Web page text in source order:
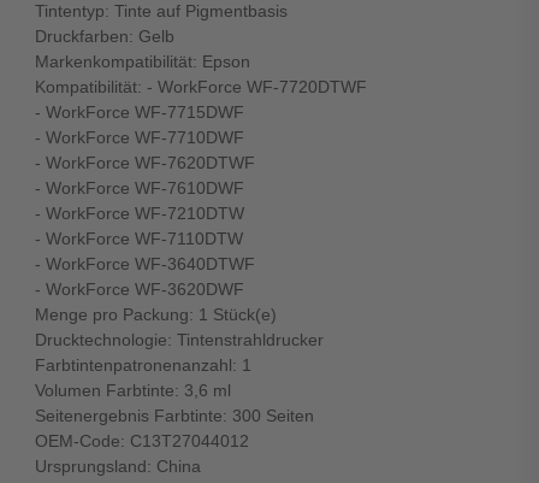
Tintentyp: Tinte auf Pigmentbasis
Druckfarben: Gelb
Markenkompatibilität: Epson
Kompatibilität: - WorkForce WF-7720DTWF
- WorkForce WF-7715DWF
- WorkForce WF-7710DWF
- WorkForce WF-7620DTWF
- WorkForce WF-7610DWF
- WorkForce WF-7210DTW
- WorkForce WF-7110DTW
- WorkForce WF-3640DTWF
- WorkForce WF-3620DWF
Menge pro Packung: 1 Stück(e)
Drucktechnologie: Tintenstrahldrucker
Farbtintenpatronenanzahl: 1
Volumen Farbtinte: 3,6 ml
Seitenergebnis Farbtinte: 300 Seiten
OEM-Code: C13T27044012
Ursprungsland: China